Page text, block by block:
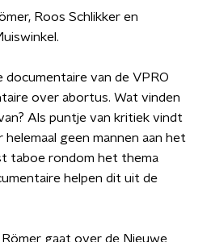
Roos Schlikker en
van de VPRO
over abortus. Wat vinden
Als puntje van kritiek vindt
geen mannen aan het
taboe rondom het thema
helpen dit uit de
gaat over de Nieuwe